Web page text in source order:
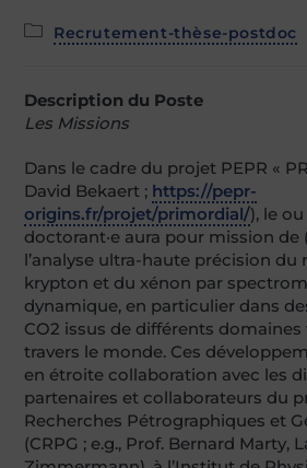
Post
category:
Recrutement-thèse-postdoc
Description du Poste
Les Missions
Dans le cadre du projet PEPR «
David Bekaert ; https://pepr-
origins.fr/projet/primordial/), le
doctorant·e aura pour mission de
l’analyse ultra-haute précision du
krypton et du xénon par
dynamique, en particulier dans
CO2 issus de différents domaines
travers le monde. Ces
en étroite collaboration avec les
partenaires et collaborateurs du
Recherches Pétrographiques et
(CRPG ; e.g., Prof. Bernard Marty,